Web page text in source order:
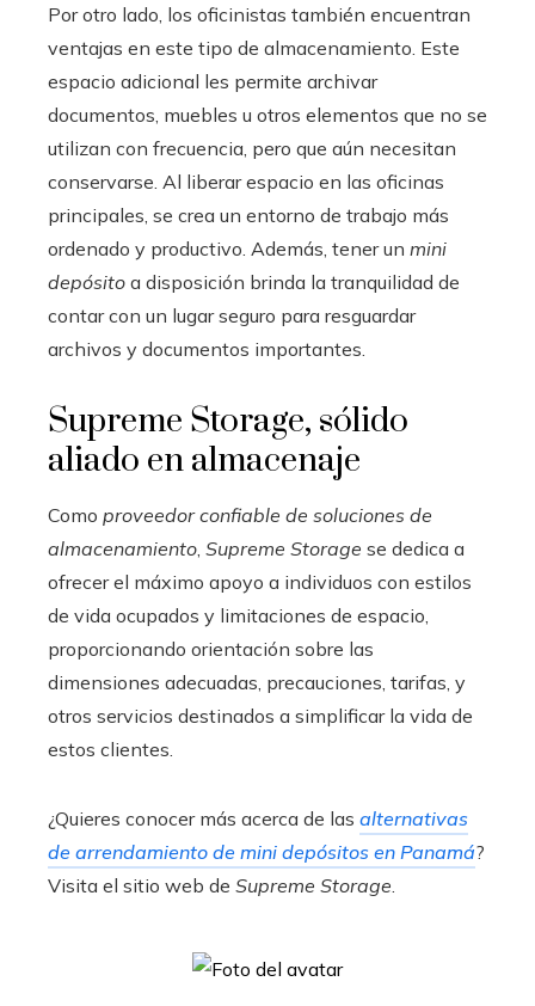
Por otro lado, los oficinistas también encuentran
ventajas en este tipo de almacenamiento. Este
espacio adicional les permite archivar
documentos, muebles u otros elementos que no se
utilizan con frecuencia, pero que aún necesitan
conservarse. Al liberar espacio en las oficinas
principales, se crea un entorno de trabajo más
ordenado y productivo. Además, tener un mini
depósito a disposición brinda la tranquilidad de
contar con un lugar seguro para resguardar
archivos y documentos importantes.
Supreme Storage, sólido
aliado en almacenaje
Como proveedor confiable de soluciones de
almacenamiento Supreme Storage se dedica a
ofrecer el máximo apoyo a individuos con estilos
de vida ocupados y limitaciones de espacio,
proporcionando orientación sobre las
dimensiones adecuadas, precauciones, tarifas, y
otros servicios destinados a simplificar la vida de
estos clientes.
¿Quieres conocer más acerca de las alternativas
de arrendamiento de mini depósitos en Panamá?
Visita el sitio web de Supreme Storage